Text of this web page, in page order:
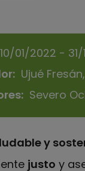
10/01/2022 -
Ujué
Severo
y
justo y